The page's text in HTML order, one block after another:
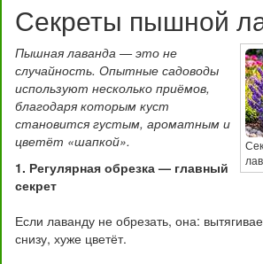
Секреты пышной
Пышная лаванда — это не
случайность. Опытные садоводы
используют несколько приёмов,
благодаря которым куст
становится густым, ароматным и
цветёт «шапкой».
1. Регулярная обрезка — главный
секрет
Если лаванду не обрезать, она:
снизу, хуже цветёт.